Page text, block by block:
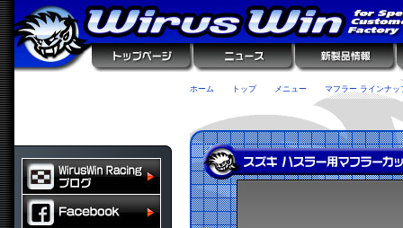
ホーム トップ メニュー マフラー ラインナッ